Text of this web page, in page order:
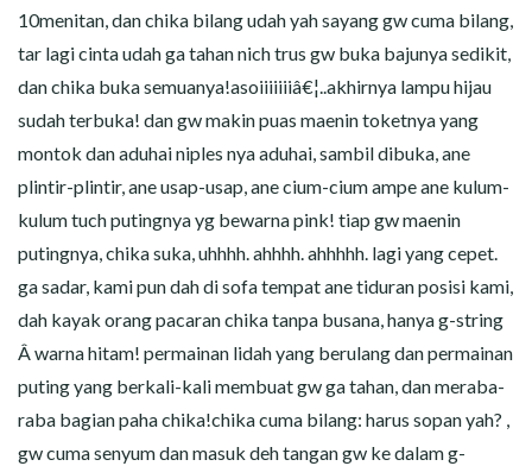
10menitan, dan chika bilang udah yah sayang gw cuma bilang,
tar lagi cinta udah ga tahan nich trus gw buka bajunya sedikit,
dan chika buka semuanya!asoiiiiiiiâ€¦..akhirnya lampu hijau
sudah terbuka! dan gw makin puas maenin toketnya yang
montok dan aduhai niples nya aduhai, sambil dibuka, ane
plintir-plintir, ane usap-usap, ane cium-cium ampe ane kulum-
kulum tuch putingnya yg bewarna pink! tiap gw maenin
putingnya, chika suka, uhhhh. ahhhh. ahhhhh. lagi yang cepet.
ga sadar, kami pun dah di sofa tempat ane tiduran posisi kami,
dah kayak orang pacaran chika tanpa busana, hanya g-string
Â warna hitam! permainan lidah yang berulang dan permainan
puting yang berkali-kali membuat gw ga tahan, dan meraba-
raba bagian paha chika!chika cuma bilang: harus sopan yah? ,
gw cuma senyum dan masuk deh tangan gw ke dalam g-